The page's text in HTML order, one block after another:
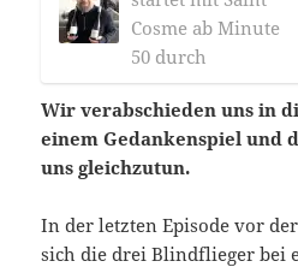
Cosme ab Minute
50 durch
Wir verabschieden uns in
einem Gedankenspiel und
uns gleichzutun.
In der letzten Episode vor
sich die drei Blindflieger bei